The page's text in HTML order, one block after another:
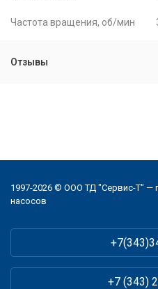
Частота вращения, об/мин
Отзывы
1997-2026 © ООО ТД "Сервис-Т" —
насосов
+7 (343)